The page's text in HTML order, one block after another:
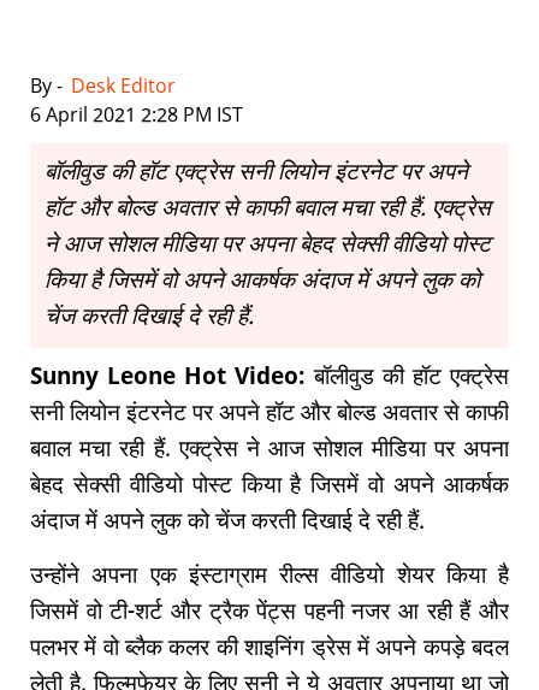
By - Desk Editor
6 April 2021 2:28 PM IST
बॉलीवुड की हॉट एक्ट्रेस सनी लियोन इंटरनेट पर अपने
हॉट और बोल्ड अवतार से काफी बवाल मचा रही हैं. एक्ट्रेस
ने आज सोशल मीडिया पर अपना बेहद सेक्सी वीडियो पोस्ट
किया है जिसमें वो अपने आकर्षक अंदाज में अपने लुक को
चेंज करती दिखाई दे रही हैं.
Sunny Leone Hot Video:बॉलीवुड की हॉट एक्ट्रेस
सनी लियोन इंटरनेट पर अपने हॉट और बोल्ड अवतार से काफी
बवाल मचा रही हैं. एक्ट्रेस ने आज सोशल मीडिया पर अपना
बेहद सेक्सी वीडियो पोस्ट किया है जिसमें वो अपने आकर्षक
अंदाज में अपने लुक को चेंज करती दिखाई दे रही हैं.
उन्होंने अपना एक इंस्टाग्राम रील्स वीडियो शेयर किया है
जिसमें वो टी-शर्ट और ट्रैक पेंट्स पहनी नजर आ रही हैं और
पलभर में वो ब्लैक कलर की शाइनिंग ड्रेस में अपने कपड़े बदल